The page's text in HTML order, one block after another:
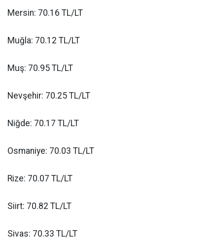
Mersin: 70.16 TL/LT
Muğla: 70.12 TL/LT
Muş: 70.95 TL/LT
Nevşehir: 70.25 TL/LT
Niğde: 70.17 TL/LT
Osmaniye: 70.03 TL/LT
Rize: 70.07 TL/LT
Siirt: 70.82 TL/LT
Sivas: 70.33 TL/LT